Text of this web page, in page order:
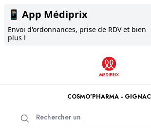
📱 App Médiprix
Envoi d'ordonnances, prise de RDV et bien
plus !
COSMO'PHARMA - GIGNAC